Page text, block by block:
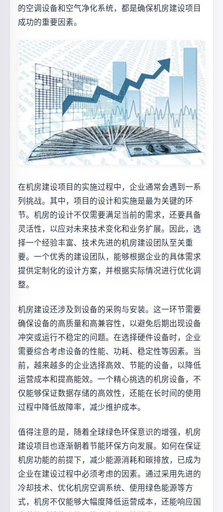
的空调设备和空气净化系统，都是确保机房建设项目
成功的重要因素。
在机房建设项目的实施过程中，企业通常会遇到一系
列挑战。其中，项目的设计和实施是最为关键的环
节。机房的设计不仅需要满足当前的需求，还要具备
灵活性，以应对未来技术变化和业务扩展。因此，选
择一个经验丰富、技术先进的机房建设团队至关重
要。一个优秀的建设团队，能够根据企业的具体需求
提供定制化的设计方案，并根据实际情况进行优化调
整。
机房建设还涉及到设备的采购与安装。这一环节需要
确保设备的高质量和高兼容性，以避免后期出现设备
冲突或运行不稳定的问题。在选择硬件设备时，企业
需要综合考虑设备的性能、功耗、稳定性等因素。当
前，越来越多的企业选择高效、节能的设备，以降低
运营成本和提高能效。一个精心挑选的机房设备，不
仅能够保证数据存储的高效性，还能在长时间的使用
过程中降低故障率，减少维护成本。
值得注意的是，随着全球绿色环保意识的增强，机房
建设项目也逐渐朝着节能环保方向发展。如何在保证
机房功能的前提下，减少能源消耗和碳排放，已成为
企业在建设过程中必须考虑的因素。通过采用先进的
冷却技术、优化机房空调系统、使用绿色能源等方
式，机房不仅能够大幅度降低运营成本，还能响应国